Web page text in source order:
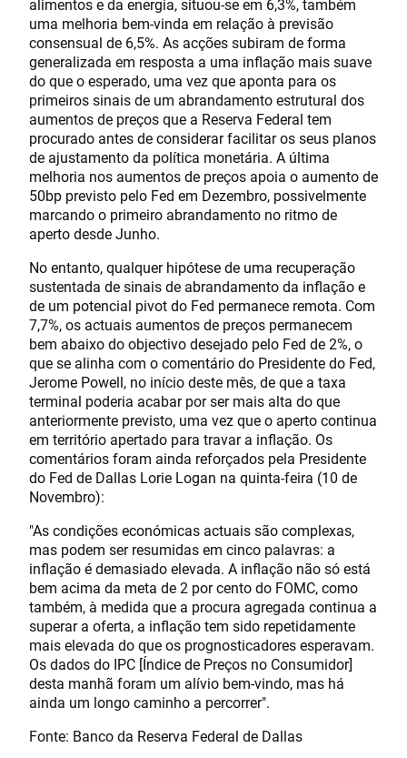
alimentos e da energia, situou-se em 6,3%, também
uma melhoria bem-vinda em relação à previsão
consensual de 6,5%. As acções subiram de forma
generalizada em resposta a uma inflação mais suave
do que o esperado, uma vez que aponta para os
primeiros sinais de um abrandamento estrutural dos
aumentos de preços que a Reserva Federal tem
procurado antes de considerar facilitar os seus planos
de ajustamento da política monetária. A última
melhoria nos aumentos de preços apoia o aumento de
50bp previsto pelo Fed em Dezembro, possivelmente
marcando o primeiro abrandamento no ritmo de
aperto desde Junho.
No entanto, qualquer hipótese de uma recuperação
sustentada de sinais de abrandamento da inflação e
de um potencial pivot do Fed permanece remota. Com
7,7%, os actuais aumentos de preços permanecem
bem abaixo do objectivo desejado pelo Fed de 2%, o
que se alinha com o comentário do Presidente do Fed,
Jerome Powell, no início deste mês, de que a taxa
terminal poderia acabar por ser mais alta do que
anteriormente previsto, uma vez que o aperto continua
em território apertado para travar a inflação. Os
comentários foram ainda reforçados pela Presidente
do Fed de Dallas Lorie Logan na quinta-feira (10 de
Novembro):
"As condições económicas actuais são complexas,
mas podem ser resumidas em cinco palavras: a
inflação é demasiado elevada. A inflação não só está
bem acima da meta de 2 por cento do FOMC, como
também, à medida que a procura agregada continua a
superar a oferta, a inflação tem sido repetidamente
mais elevada do que os prognosticadores esperavam.
Os dados do IPC [Índice de Preços no Consumidor]
desta manhã foram um alívio bem-vindo, mas há
ainda um longo caminho a percorrer".
Fonte: Banco da Reserva Federal de Dallas